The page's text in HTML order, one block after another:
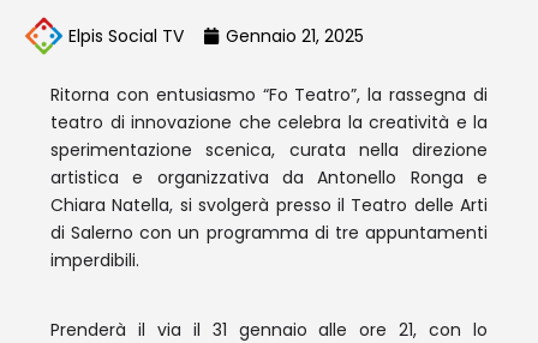
Elpis Social TV Gennaio 21, 2025
Ritorna con entusiasmo “Fo Teatro”, la rassegna di
teatro di innovazione che celebra la creatività e la
sperimentazione scenica, curata nella direzione
artistica e organizzativa da Antonello Ronga e
Chiara Natella, si svolgerà presso il Teatro delle Arti
di Salerno con un programma di tre appuntamenti
imperdibili.
Prenderà il via il 31 gennaio alle ore 21, con lo